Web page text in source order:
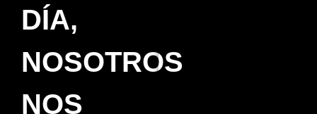
DÍA,
NOSOTROS
NOS